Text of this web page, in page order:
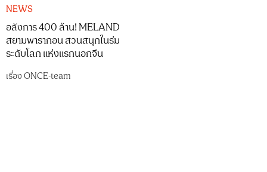
NEWS
อลังการ 400 ล้าน! MELAND
สยามพารากอน สวนสนุกในร่ม
ระดับโลก แห่งแรกนอกจีน
เรื่องONCE-team